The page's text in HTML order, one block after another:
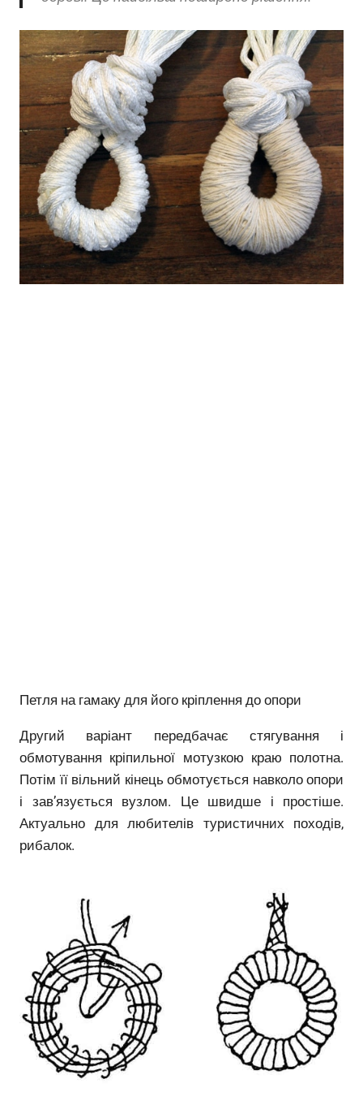
Петля на гамаку для його кріплення до опори
Другий варіант передбачає стягування і
обмотування кріпильної мотузкою краю полотна.
Потім її вільний кінець обмотується навколо опори
і зав’язується вузлом. Це швидше і простіше.
Актуально для любителів туристичних походів,
рибалок.